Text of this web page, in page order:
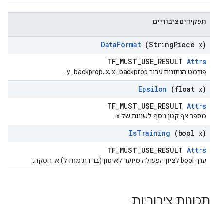
תפקידים ציבוריים
DataFormat (StringPiece x)
TF_MUST_USE_RESULT Attrs
פורמט הנתונים עבור y_backprop, x, x_backprop.
Epsilon (float x)
TF_MUST_USE_RESULT Attrs
מספר צף קטן נוסף לשונות של x.
IsTraining (bool x)
TF_MUST_USE_RESULT Attrs
ערך bool לציון הפעולה מיועד לאימון (ברירת מחדל) או הסקה.
תכונות ציבוריות